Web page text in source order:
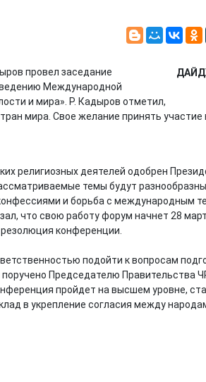
провел заседание
Международной
и мира». Р. Кадыров отметил,
мира. Свое желание принять участие
религиозных деятелей одобрен
темы будут
и борьба с международным
что свою работу форум начнет 28
конференции.
подойти к вопросам
Председателю Правительства
пройдет на высшем уровне,
в укрепление согласия между